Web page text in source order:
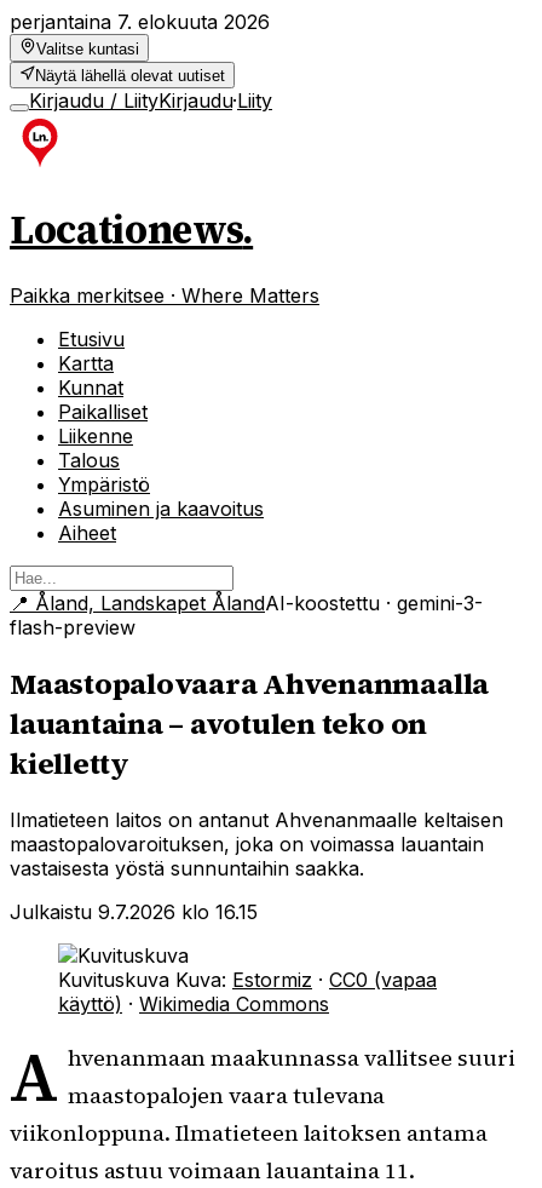
perjantaina 7. elokuuta 2026
Valitse kuntasi
Näytä lähellä olevat uutiset
Kirjaudu / LiityKirjaudu·Liity
Locationews.
Paikka merkitsee · Where Matters
Etusivu
Kartta
Kunnat
Paikalliset
Liikenne
Talous
Ympäristö
Asuminen ja kaavoitus
Aiheet
📍 Åland, Landskapet ÅlandAI-koostettu · gemini-3-
flash-preview
Maastopalovaara Ahvenanmaalla
lauantaina – avotulen teko on
kielletty
Ilmatieteen laitos on antanut Ahvenanmaalle keltaisen
maastopalovaroituksen, joka on voimassa lauantain
vastaisesta yöstä sunnuntaihin saakka.
Julkaistu 9.7.2026 klo 16.15
Kuvituskuva Kuva: Estormiz · CC0 (vapaa
käyttö) · Wikimedia Commons
A hvenanmaan maakunnassa vallitsee suuri
maastopalojen vaara tulevana
viikonloppuna. Ilmatieteen laitoksen antama
varoitus astuu voimaan lauantaina 11.